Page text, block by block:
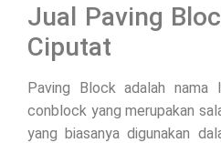
Jual Paving
Ciputat
Paving Block adalah nama
conblock yang merupakan
yang biasanya digunakan